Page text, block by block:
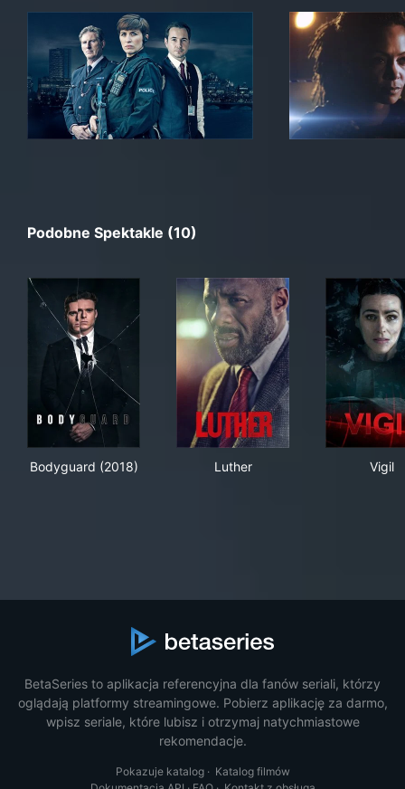
Podobne Spektakle (10)
Bodyguard (2018) Luther Vigil
BetaSeries to aplikacja referencyjna dla fanów seriali, którzy
oglądają platformy streamingowe. Pobierz aplikację za darmo,
wpisz seriale, które lubisz i otrzymaj natychmiastowe
rekomendacje.
Pokazuje katalog· Katalog filmów